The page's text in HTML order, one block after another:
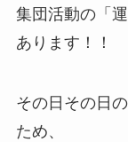
集団活動の「
あります！！
その日その日
ため、